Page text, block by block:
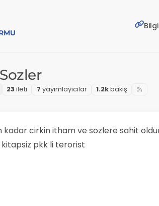
23i̇leti 7 yayımlayıcılar 1.2kbakış
cirkin itham ve sozlere sahit
pkk li terorist